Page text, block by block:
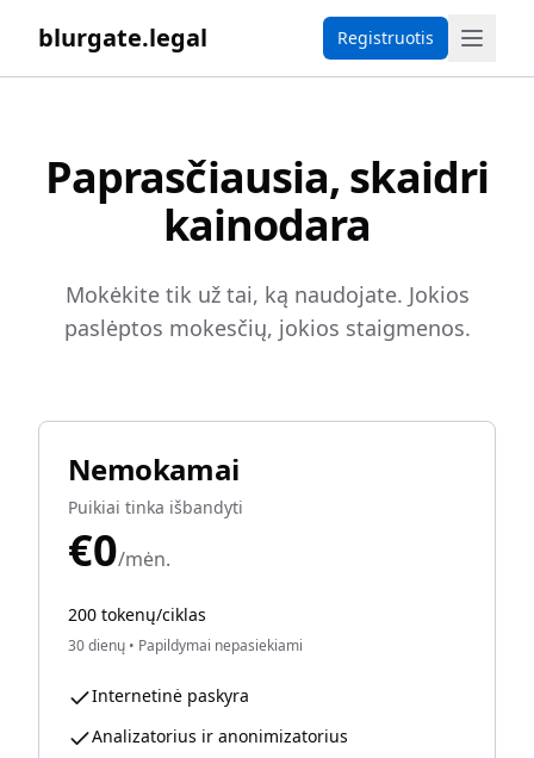
blurgate.legal Registruotis
Paprasčiausia, skaidri
kainodara
Mokėkite tik už tai, ką naudojate. Jokios
paslėptos mokesčių, jokios staigmenos.
Nemokamai
Puikiai tinka išbandyti
€0/mėn.
200 tokenų/ciklas
30 dienų • Papildymai nepasiekiami
Internetinė paskyra
Analizatorius ir anonimizatorius